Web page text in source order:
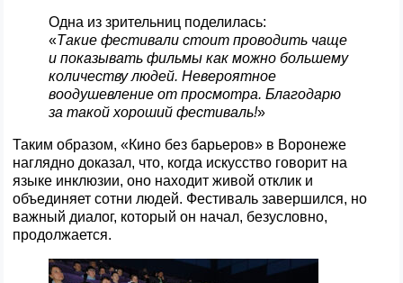
Одна из зрительниц поделилась:
«Такие фестивали стоит проводить чаще
и показывать фильмы как можно большему
количеству людей. Невероятное
воодушевление от просмотра. Благодарю
за такой хороший фестиваль!»
Таким образом, «Кино без барьеров» в Воронеже
наглядно доказал, что, когда искусство говорит на
языке инклюзии, оно находит живой отклик и
объединяет сотни людей. Фестиваль завершился, но
важный диалог, который он начал, безусловно,
продолжается.